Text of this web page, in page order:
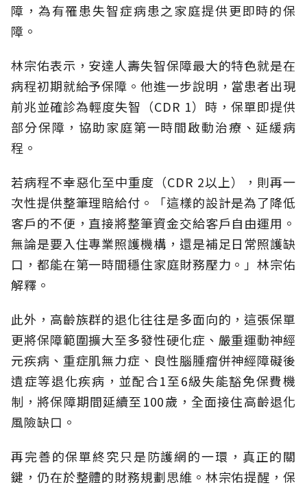
障，為有罹患失智症病患之家庭提供更即時的保
障。
林宗佑表示，安達人壽失智保障最大的特色就是在
病程初期就給予保障。他進一步說明，當患者出現
前兆並確診為輕度失智（CDR 1）時，保單即提供
部分保障，協助家庭第一時間啟動治療、延緩病
程。
若病程不幸惡化至中重度（CDR 2以上），則再一
次性提供整筆理賠給付。「這樣的設計是為了降低
客戶的不便，直接將整筆資金交給客戶自由運用。
無論是要入住專業照護機構，還是補足日常照護缺
口，都能在第一時間穩住家庭財務壓力。」林宗佑
解釋。
此外，高齡族群的退化往往是多面向的，這張保單
更將保障範圍擴大至多發性硬化症、嚴重運動神經
元疾病、重症肌無力症、良性腦腫瘤併神經障礙後
遺症等退化疾病，並配合1至6級失能豁免保費機
制，將保障期間延續至100歲，全面接住高齡退化
風險缺口。
再完善的保單終究只是防護網的一環，真正的關
鍵，仍在於整體的財務規劃思維。 林宗佑提醒，保